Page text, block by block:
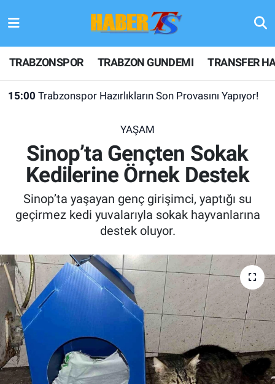
TRABZONSPOR TRABZON GUNDEMI TRANSFER
15:00 Trabzonspor Hazırlıkların Son Provasını Yapıyor!
YAŞAM
Sinop’ta Gençten Sokak
Kedilerine Örnek Destek
Sinop’ta yaşayan genç girişimci, yaptığı su
geçirmez kedi yuvalarıyla sokak hayvanlarına
destek oluyor.
TRABZONSPOR
TRABZON GUNDEMI
KULİS MEYDANI
1461 TRABZON
ALT LIGLER
TV VE SİNEMA
SAĞLIK
Hava Durumu
Trafik Durumu
Son Dakika Haberleri
Haber Arşivi